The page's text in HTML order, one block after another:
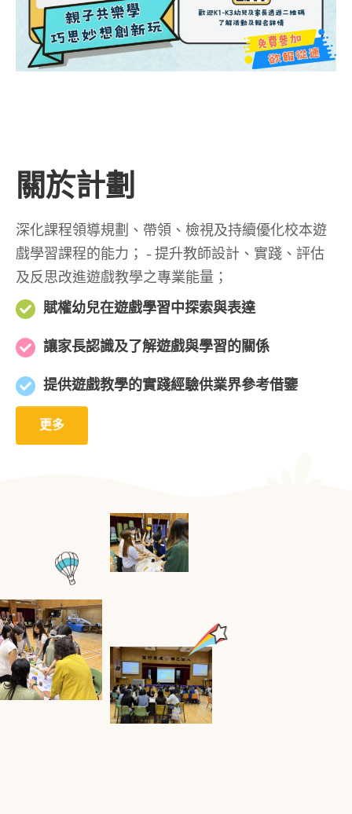
關於計劃
深化課程領導規劃、帶領、檢視及持續優化校本遊
戲學習課程的能力； - 提升教師設計、實踐、評估
及反思改進遊戲教學之專業能量；
賦權幼兒在遊戲學習中探索與表達
讓家長認識及了解遊戲與學習的關係
提供遊戲教學的實踐經驗供業界參考借鑒
更多